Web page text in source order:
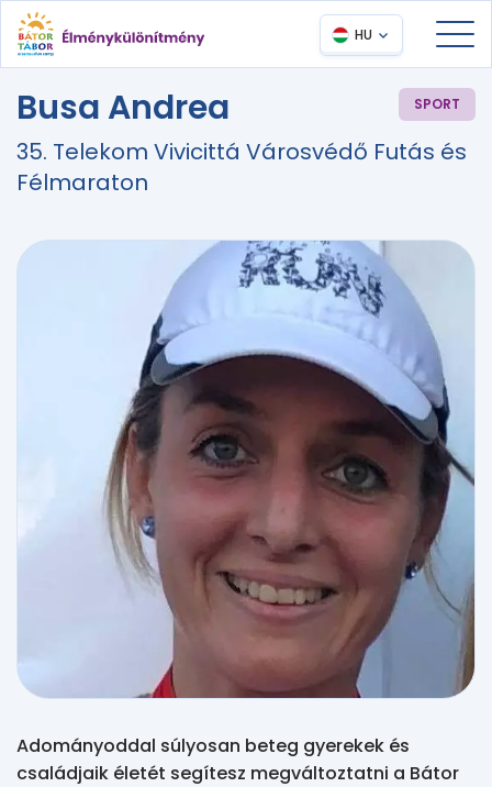
HU
Busa Andrea SPORT
35. Telekom Vivicittá Városvédő Futás és
Félmaraton
Adományoddal súlyosan beteg gyerekek és
családjaik életét segítesz megváltoztatni a Bátor